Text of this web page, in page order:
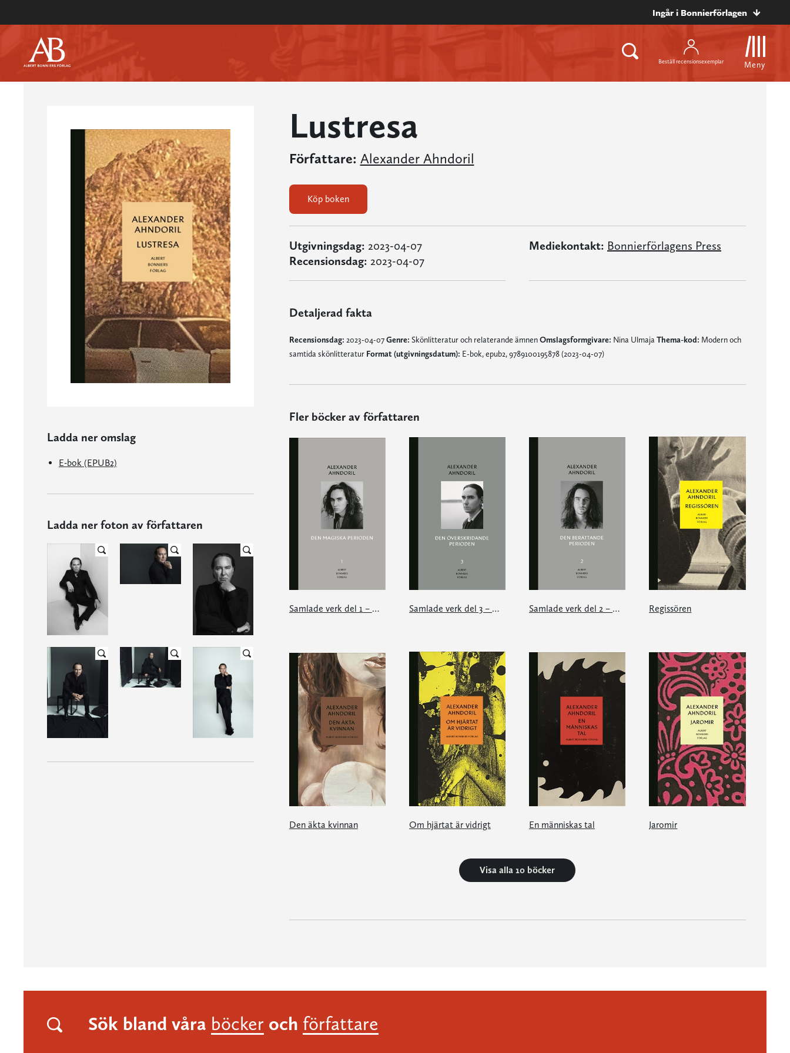
Ingår i Bonnierförlagen
Beställ recensionsexemplar Meny
Ladda ner omslag
E-bok (EPUB2)
Ladda ner foton av författaren
Lustresa
Författare: Alexander Ahndoril
Köp boken
Utgivningsdag: 2023-04-07
Recensionsdag: 2023-04-07
Mediekontakt: Bonnierförlagens Press
Detaljerad fakta
Recensionsdag: 2023-04-07Genre: Skönlitteratur och relaterande ämnenOmslagsformgivare: Nina Ulmaja Thema-kod: Modern och
samtida skönlitteratur Format (utgivningsdatum): E-bok, epub2, 9789100195878 (2023-04-07)
Fler böcker av författaren
Samlade verk del 1 – Den magiska perioden Samlade verk del 3 – Den överskridande perioden Samlade verk del 2 – Den berättande perioden Regissören
Den äkta kvinnan Om hjärtat är vidrigt En människas tal Jaromir
Visa alla 10 böcker
Sök bland våra böcker och författare